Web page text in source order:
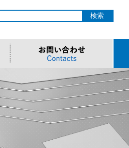
>Components
>Automotive
>地デジテレビ
海外電子部品選定
>OECのCSR
社会への取り組み
>環境への取り組み
>社員との関わり